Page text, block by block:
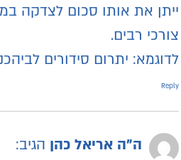
את אותו סכום לצדקה
רבים.
יתרום סידורים
ה"ה אריאל כהן הגיב: